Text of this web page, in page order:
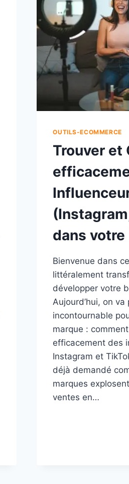
OUTILS-ECOMMERCE
Trouver et
dans votre
Bienvenue dans
littéralement
développer votre
Aujourd’hui, on va
incontournable
marque :
efficacement des
Instagram et
déjà demandé
marques
ventes en…